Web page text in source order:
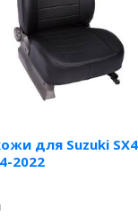
для Suzuki
2022